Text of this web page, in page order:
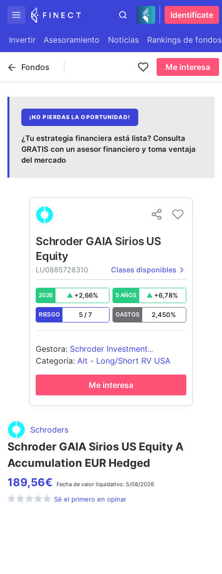
Identifícate
Invertir Asesoramiento Noticias Rankings de fondos
Fondos Me interesa
¡NO PIERDAS LA OPORTUNIDAD!
¿Tu estrategia financiera está lista? Consulta
GRATIS con un asesor financiero y toma ventaja
del mercado
Schroders
Schroder GAIA Sirios US Equity A
Accumulation EUR Hedged
189,56€ Fecha de valor liquidativo: 5/08/2026
Sé el primero en opinar
Schroder GAIA Sirios US
Equity
LU0885728310 Clases disponibles
2026 +2,66% 5 AÑOS +6,78%
RIESGO 5 /7 GASTOS 2,450%
Gestora: Schroder Investment
Management (Europe) S.A.
Categoría: Alt - Long/Short RV USA
Me interesa